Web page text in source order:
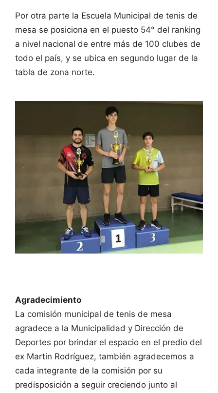
Por otra parte la Escuela Municipal de tenis de
mesa se posiciona en el puesto 54° del ranking
a nivel nacional de entre más de 100 clubes de
todo el país, y se ubica en segundo lugar de la
tabla de zona norte.
Agradecimiento
La comisión municipal de tenis de mesa
agradece a la Municipalidad y Dirección de
Deportes por brindar el espacio en el predio del
ex Martin Rodríguez, también agradecemos a
cada integrante de la comisión por su
predisposición a seguir creciendo junto al